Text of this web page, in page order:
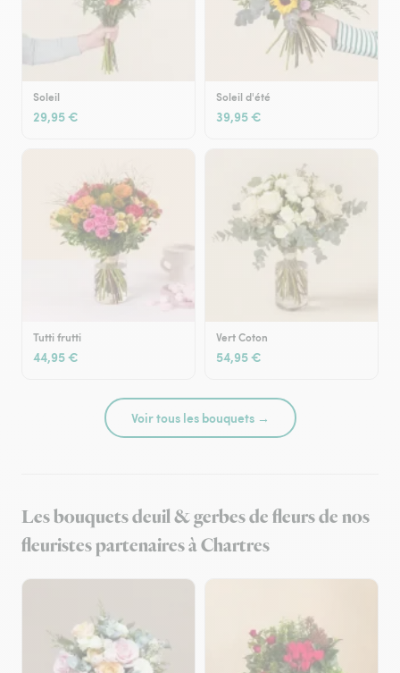
Soleil
29,95 €
Soleil d'été
39,95 €
Tutti frutti
44,95 €
Vert Coton
54,95 €
Voir tous les bouquets →
Les bouquets deuil & gerbes de fleurs de nos
fleuristes partenaires à Chartres